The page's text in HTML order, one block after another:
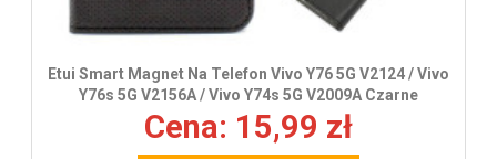
Etui Smart Magnet Na Telefon Vivo Y76 5G V2124 / Vivo
Y76s 5G V2156A / Vivo Y74s 5G V2009A Czarne
Cena: 15,99 zł